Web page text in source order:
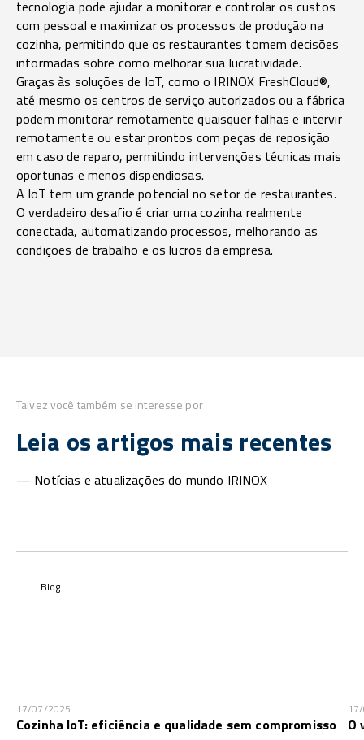
tecnologia pode ajudar a monitorar e controlar os custos
com pessoal e maximizar os processos de produção na
cozinha, permitindo que os restaurantes tomem decisões
informadas sobre como melhorar sua lucratividade.
Graças às soluções de IoT, como o IRINOX FreshCloud®,
até mesmo os centros de serviço autorizados ou a fábrica
podem monitorar remotamente quaisquer falhas e intervir
remotamente ou estar prontos com peças de reposição
em caso de reparo, permitindo intervenções técnicas mais
oportunas e menos dispendiosas.
A IoT tem um grande potencial no setor de restaurantes.
O verdadeiro desafio é criar uma cozinha realmente
conectada, automatizando processos, melhorando as
condições de trabalho e os lucros da empresa.
Talvez você também se interesse por
Leia os artigos mais recentes
— Notícias e atualizações do mundo IRINOX
Blog
17/07/2025
Cozinha IoT: eficiência e qualidade sem compromisso O